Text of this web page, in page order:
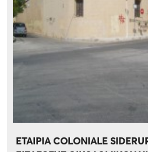
ΕΤΑΙΡΙΑ COLONIALE